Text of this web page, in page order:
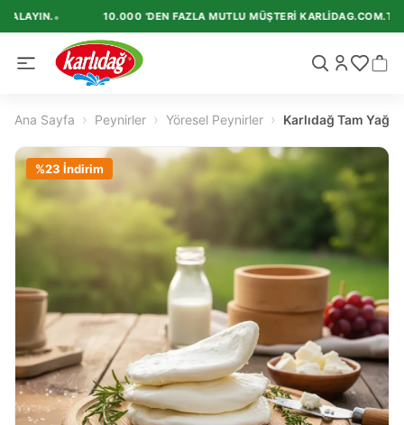
• 10.000 'DEN FAZLA MUTLU MÜŞTERI KARLIDAG.COM.TR'I
Ana Sayfa › Peynirler › Yöresel Peynirler › Karlıdağ Tam
%23 İndirim